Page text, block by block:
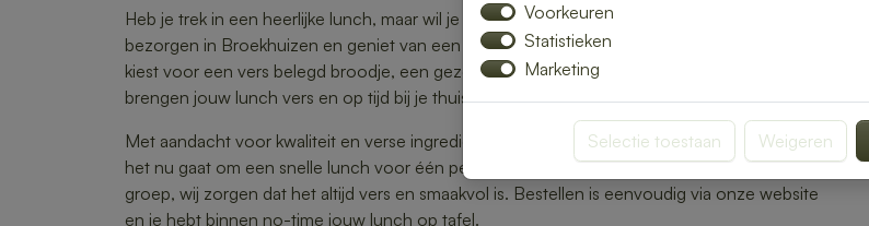
Heb je trek in een heerlijke lunch, maar wil je liever niet zelf de keuken in? Laat je lunch
bezorgen in Broekhuizen en geniet van een smaakvolle maaltijd zonder moeite. Of je nu
kiest voor een vers belegd broodje, een gezonde salade of een warme maaltijd – wij
brengen jouw lunch vers en op tijd bij je thuis of op kantoor.
Met aandacht voor kwaliteit en verse ingrediënten bereiden wij elke bestelling met zorg. Of
het nu gaat om een snelle lunch voor één persoon of een uitgebreide lunch voor een
groep, wij zorgen dat het altijd vers en smaakvol is. Bestellen is eenvoudig via onze website
en je hebt binnen no-time jouw lunch op tafel.
Voorkeuren
Statistieken
Marketing
Selectie toestaan Weigeren